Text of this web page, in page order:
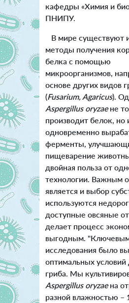
кафедры «Химия и
ПНИПУ.
В мире существуют
методы получения
белка с помощью
микроорганизмов,
основе других видов
(Fusarium, Agaricus).
Aspergillus oryzaeне
производит белок, но
одновременно
ферменты,
пищеварение
двойная польза от
технологии. Важным
является и выбор
используются
доступные овсяные
делает процесс
выгодным.
исследования было
оптимальных условий
гриба. Мы
Aspergillus oryzaeна
разной влажностью –